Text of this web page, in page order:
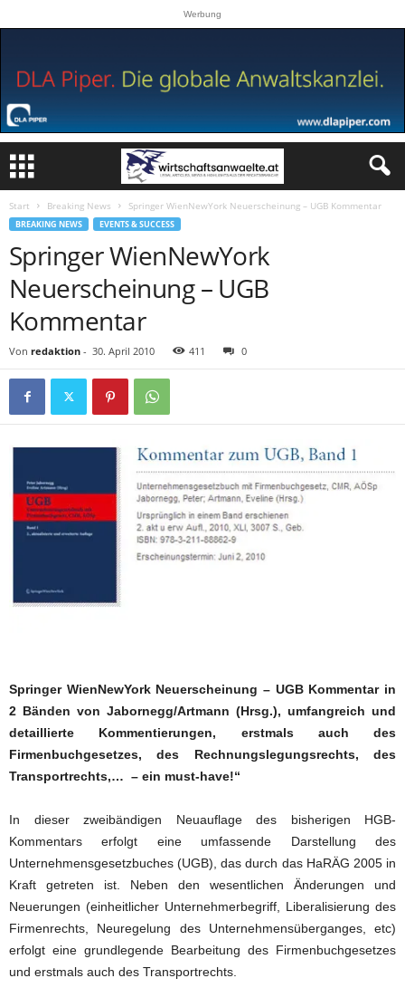
Werbung
Start Breaking News Springer WienNewYork Neuerscheinung – UGB Kommentar
BREAKING NEWS EVENTS & SUCCESS
Springer WienNewYork
Neuerscheinung – UGB
Kommentar
Von redaktion - 30. April 2010 411 0
Springer WienNewYork Neuerscheinung – UGB Kommentar in
2 Bänden von Jabornegg/Artmann (Hrsg.), umfangreich und
detaillierte Kommentierungen, erstmals auch des
Firmenbuchgesetzes, des Rechnungslegungsrechts, des
Transportrechts,… – ein must-have!“
In dieser zweibändigen Neuauflage des bisherigen HGB-
Kommentars erfolgt eine umfassende Darstellung des
Unternehmensgesetzbuches (UGB), das durch das HaRÄG 2005 in
Kraft getreten ist. Neben den wesentlichen Änderungen und
Neuerungen (einheitlicher Unternehmerbegriff, Liberalisierung des
Firmenrechts, Neuregelung des Unternehmensüberganges, etc)
erfolgt eine grundlegende Bearbeitung des Firmenbuchgesetzes
und erstmals auch des Transportrechts.